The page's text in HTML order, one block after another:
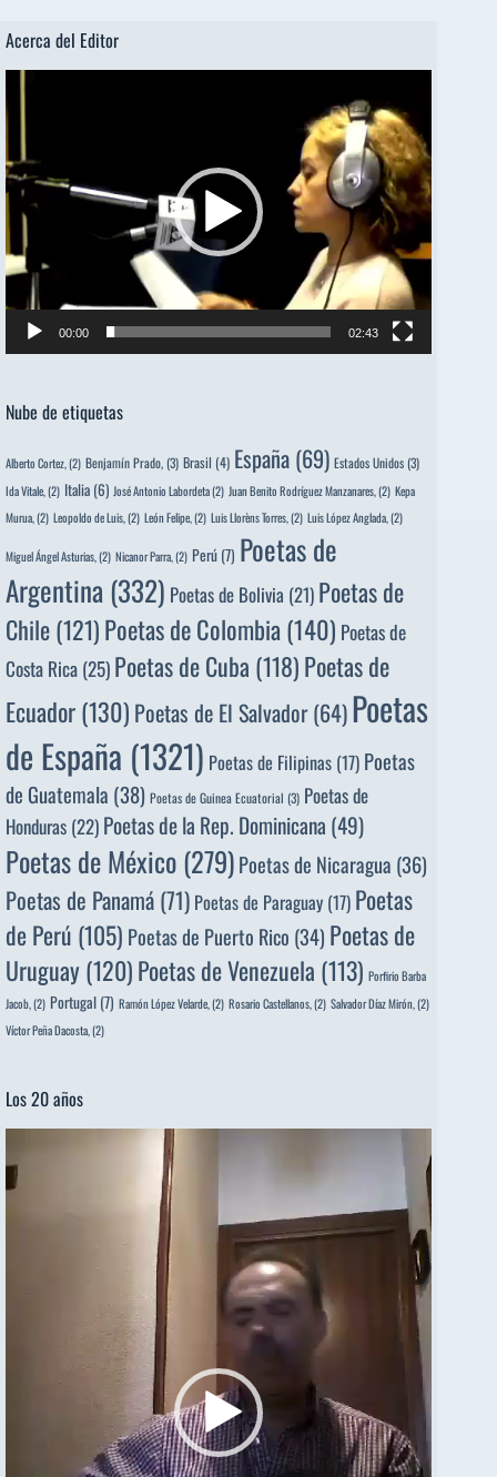
Acerca del Editor
de
vídeo
00:00 02:43
Nube de etiquetas
Alberto Cortez, (2) Benjamín Prado,(3) Brasil (4) España (69) Estados Unidos(3)
Ida Vitale, (2) Italia (6) José Antonio Labordeta(2) Juan Benito Rodríguez Manzanares, (2) Kepa
Murua, (2) Leopoldo de Luis, (2) León Felipe, (2) Luis Llorèns Torres, (2) Luis López Anglada, (2)
Miguel Ángel Asturias, (2) Nicanor Parra, (2) Perú (7) Poetas de
Argentina (332) Poetas de Bolivia (21) Poetas de
Chile(121)Poetas de Colombia(140) Poetas de
Costa Rica(25)Poetas de Cuba (118)Poetas de
Ecuador(130) Poetas de El Salvador(64)Poetas
de España (1321) Poetas de Filipinas (17) Poetas
de Guatemala (38) Poetas de Guinea Ecuatorial (3) Poetas de
Honduras (22) Poetas de la Rep. Dominicana (49)
Poetas de México(279)Poetas de Nicaragua (36)
Poetas de Panamá (71) Poetas de Paraguay (17) Poetas
de Perú (105) Poetas de Puerto Rico (34) Poetas de
Uruguay(120)Poetas de Venezuela (113) Porfirio Barba
Jacob, (2) Portugal (7) Ramón López Velarde, (2) Rosario Castellanos, (2) Salvador Díaz Mirón, (2)
Víctor Peña Dacosta, (2)
Los 20 años
de
vídeo